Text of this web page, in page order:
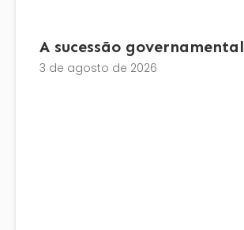
A sucessão governamental
3 de agosto de 2026